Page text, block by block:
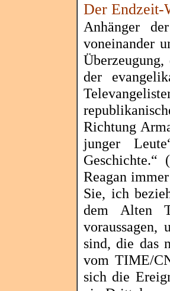
Der Endzeit-
Anhänger
voneinander
der
Richtung
junger
Reagan
Sie, ich
dem Alten
sind, die das
vom TIME/
sich die